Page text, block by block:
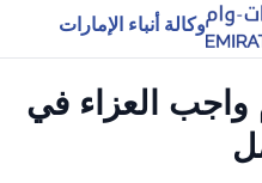
وكالة أنباء الإمارات
العزاء في